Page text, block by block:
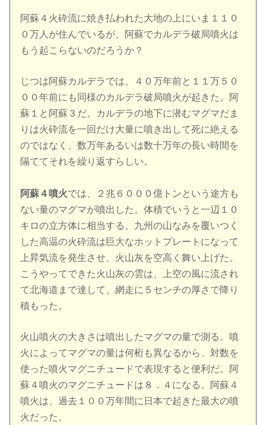
阿蘇４火砕流に焼き払われた大地の上にいま１１０
０万人が住んでいるが、阿蘇でカルデラ破局噴火は
もう起こらないのだろうか？
じつは阿蘇カルデラでは、４０万年前と１１万５０
００年前にも同様のカルデラ破局噴火が起きた。阿
蘇１と阿蘇３だ。カルデラの地下に潜むマグマだま
りは火砕流を一回だけ大量に噴き出して死に絶える
のではなく、数万年あるいは数十万年の長い時間を
隔ててそれを繰り返すらしい。
阿蘇４噴火では、２兆６０００億トンという途方も
ない量のマグマが噴出した。体積でいうと一辺１０
キロの立方体に相当する。九州の山なみを覆いつく
した高温の火砕流は巨大なホットプレートになって
上昇気流を発生させ、火山灰を空高く舞い上げた。
こうやってできた火山灰の雲は、上空の風に流され
て北海道まで達して、網走に５センチの厚さで降り
積もった。
火山噴火の大きさは噴出したマグマの量で測る。噴
火によってマグマの量は何桁も異なるから、対数を
使った噴火マグニチュードで表現すると便利だ。阿
蘇４噴火のマグニチュードは８．４になる。阿蘇４
噴火は、過去１００万年間に日本で起きた最大の噴
火だった。